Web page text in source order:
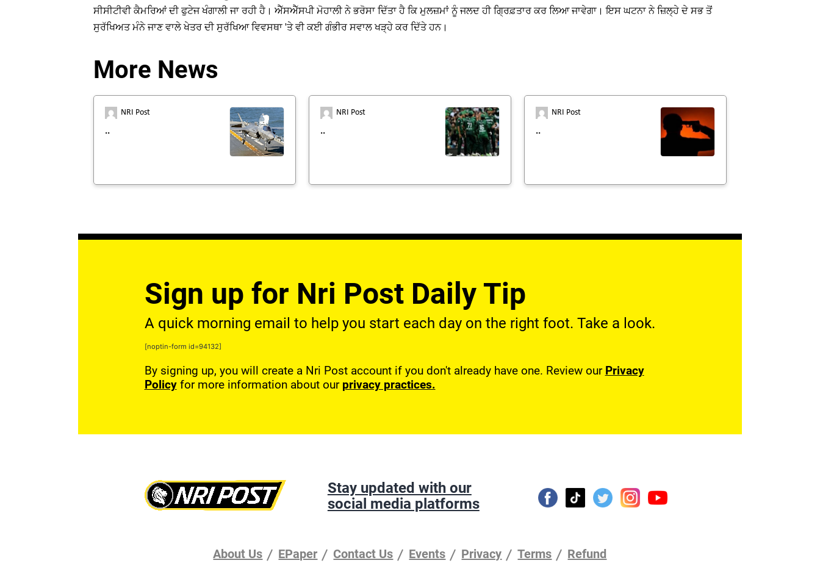
ਸੀਸੀਟੀਵੀ ਕੈਮਰਿਆਂ ਦੀ ਫੁਟੇਜ ਖੰਗਾਲੀ ਜਾ ਰਹੀ ਹੈ। ਐੱਸਐੱਸਪੀ ਮੋਹਾਲੀ ਨੇ ਭਰੋਸਾ ਦਿੱਤਾ ਹੈ ਕਿ ਮੁਲਜ਼ਮਾਂ ਨੂੰ ਜਲਦ ਹੀ ਗ੍ਰਿਫ਼ਤਾਰ ਕਰ ਲਿਆ ਜਾਵੇਗਾ। ਇਸ ਘਟਨਾ ਨੇ ਜ਼ਿਲ੍ਹੇ ਦੇ ਸਭ ਤੋਂ
ਸੁਰੱਖਿਅਤ ਮੰਨੇ ਜਾਣ ਵਾਲੇ ਖੇਤਰ ਦੀ ਸੁਰੱਖਿਆ ਵਿਵਸਥਾ 'ਤੇ ਵੀ ਕਈ ਗੰਭੀਰ ਸਵਾਲ ਖੜ੍ਹੇ ਕਰ ਦਿੱਤੇ ਹਨ।
More News
NRI Post
..
NRI Post
..
NRI Post
..
Sign up for Nri Post Daily Tip
A quick morning email to help you start each day on the right foot. Take a look.
[noptin-form id=94132]
By signing up, you will create a Nri Post account if you don't already have one. Review our Privacy
Policyfor more information about our privacy practices.
Stay updated with our
social media platforms
About Us EPaper Contact Us Events Privacy Terms Refund